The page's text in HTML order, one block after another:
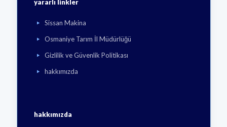
yararlı linkler
Sissan Makina
Osmaniye Tarım İl Müdürlüğü
Gizlilik ve Güvenlik Politikası
hakkımızda
hakkımızda